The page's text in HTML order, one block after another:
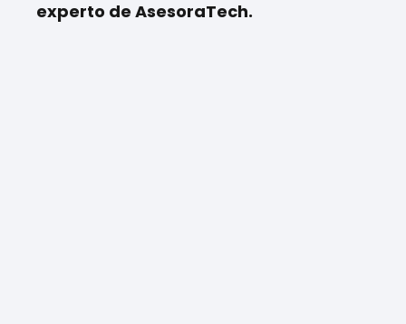
experto de AsesoraTech.